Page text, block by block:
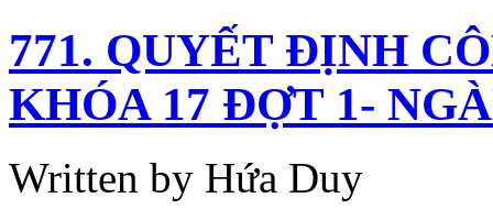
771. QUYẾT ĐỊNH
KHÓA 17 ĐỢT 1-
Written by Hứa Duy